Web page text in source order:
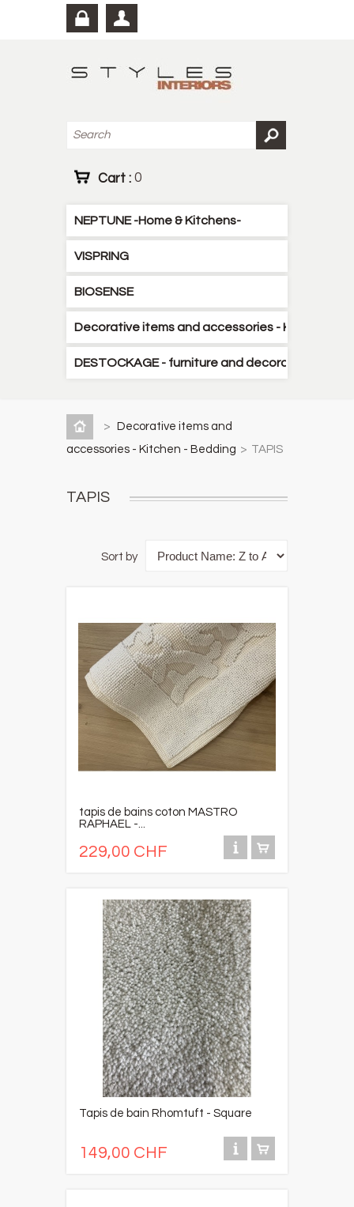
Cart : 0
NEPTUNE -Home & Kitchens-
VISPRING
BIOSENSE
Decorative items and accessories - Kitchen -
DESTOCKAGE - furniture and decorative items
>
Decorative items and
accessories - Kitchen - Bedding > TAPIS
TAPIS
Sort by
tapis de bains coton MASTRO
RAPHAEL -...
229,00 CHF
Tapis de bain Rhomtuft - Square
149,00 CHF